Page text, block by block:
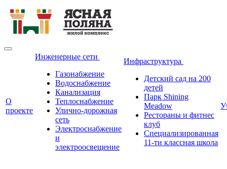
О
проекте
Инженерные сети
Газонабжение
Водоснабжение
Канализация
Теплоснабжение
Улично-дорожная
сеть
Электроснабжение
и
электроосвещение
Инфраструктура
Детский сад на 200
детей
Парк Shining
Meadow
Рестораны и фитнес
клуб
Специализированная
11-ти классная школа